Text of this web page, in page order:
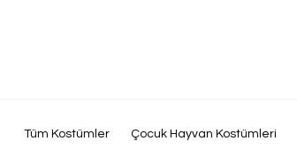
Tüm Kostümler Çocuk Hayvan Kostümleri